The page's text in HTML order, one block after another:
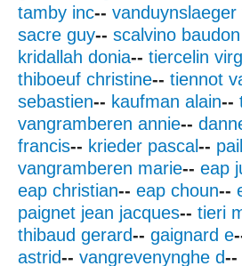
tamby inc-- vanduynslaeger
sacre guy-- scalvino
kridallah donia-- tiercelin
thiboeuf christine-- tiennot
sebastien-- kaufman alain--
vangramberen annie--
francis-- krieder pascal--
vangramberen marie-- eap
eap christian-- eap choun--
paignet jean jacques-- tieri
thibaud gerard-- gaignard e
astrid-- vangrevenynghe d--